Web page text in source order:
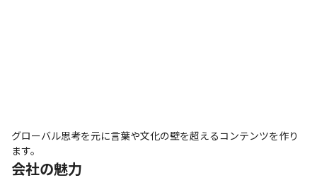
グローバル思考を元に言葉や文化の壁を超えるコンテンツを作り
ます。
会社の魅力